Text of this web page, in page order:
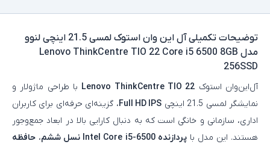
توضیحات تکمیلی
آل این وان استوک لمسی 21.5 اینچی لنوو
مدل Lenovo ThinkCentre TIO 22 Core i5 6500 8GB
256SSD
آل‌این‌وان استوک Lenovo ThinkCentre TIO 22 با طراحی ماژولار و
نمایشگر لمسی 21.5 اینچی
Full HD IPS، گزینه‌ای حرفه‌ای برای کاربران
اداری، سازمانی و خانگی است که به دنبال کارایی بالا در ابعاد جمع‌وجور
هستند. این مدل باپردازنده Intel Core i5-6500 نسل ششم ، حافظه